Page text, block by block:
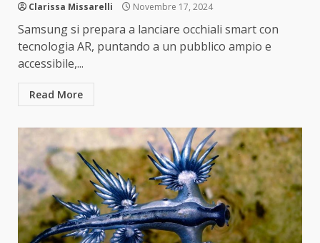
Clarissa Missarelli Novembre 17, 2024
Samsung si prepara a lanciare occhiali smart con
tecnologia AR, puntando a un pubblico ampio e
accessibile,...
Read More